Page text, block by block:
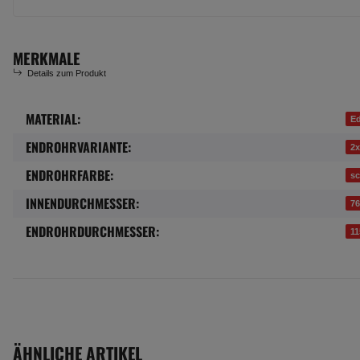
MERKMALE
Details zum Produkt
Produkteigenschaft
Wert
MATERIAL:
ENDROHRVARIANTE:
ENDROHRFARBE:
INNENDURCHMESSER:
ENDROHRDURCHMESSER:
ÄHNLICHE ARTIKEL